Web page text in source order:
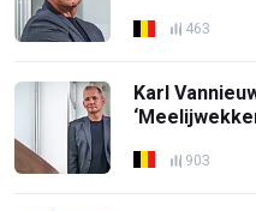
463
Karl
903